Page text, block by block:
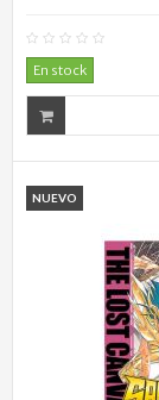
En stock
NUEVO